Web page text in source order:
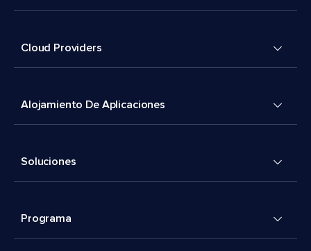
Cloud Providers
Alojamiento De Aplicaciones
Soluciones
Programa